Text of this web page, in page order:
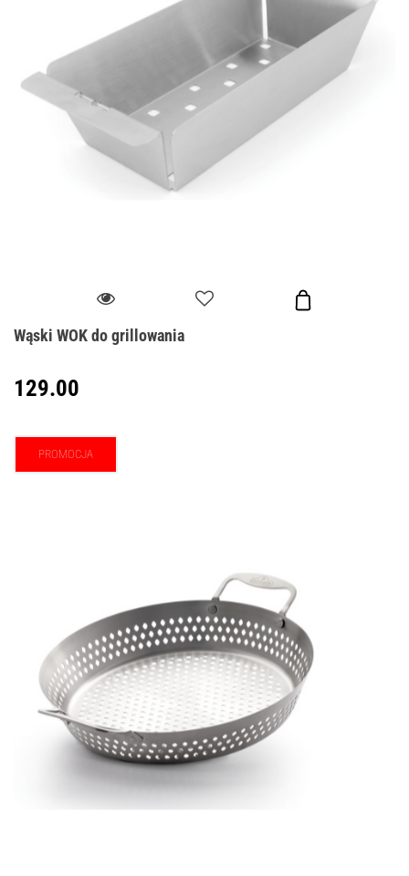
Wąski WOK do grillowania
129.00
PROMOCJA